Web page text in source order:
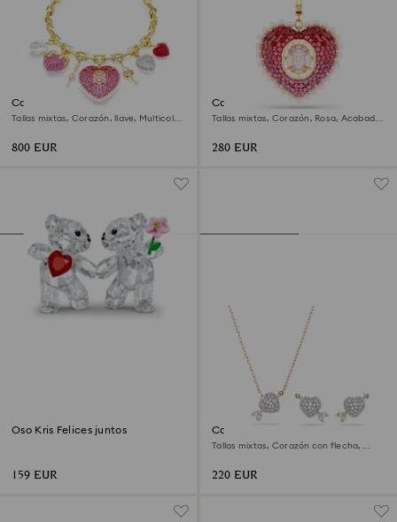
Collar Idyllia
Tallas mixtas, Corazón, llave, Multicolor,
800 EUR
Colgante Idyllia
Tallas mixtas, Corazón, Rosa, Acabado
280 EUR
Oso Kris Felices juntos
159 EUR
Conjunto Idyllia
Tallas mixtas, Corazón con flecha,
220 EUR